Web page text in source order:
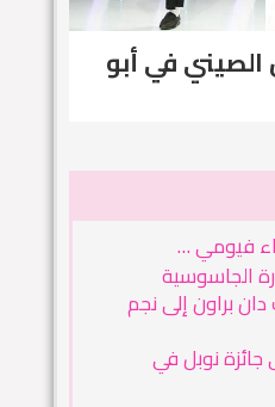
في أبو
فيومي …
الجاسوسية
براون إلى نجم
نوبل في